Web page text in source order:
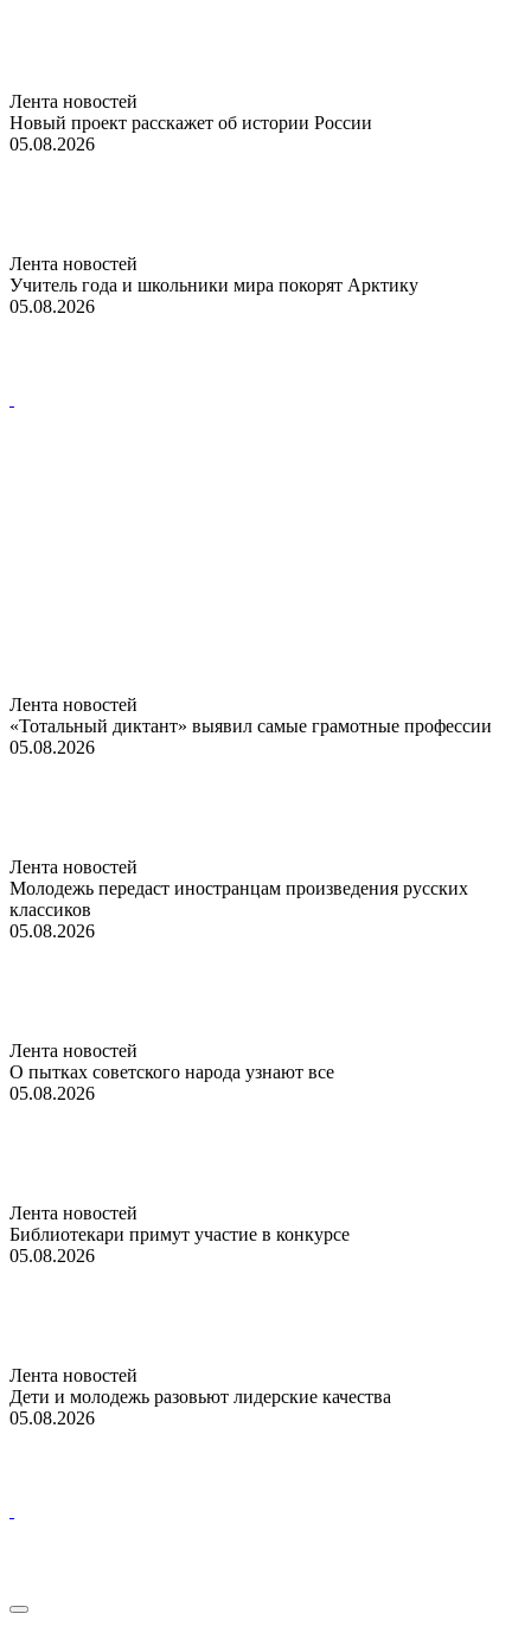
Лента новостей
Новый проект расскажет об истории России
05.08.2026
Лента новостей
Учитель года и школьники мира покорят Арктику
05.08.2026
Лента новостей
«Тотальный диктант» выявил самые грамотные профессии
05.08.2026
Лента новостей
Молодежь передаст иностранцам произведения русских
классиков
05.08.2026
Лента новостей
О пытках советского народа узнают все
05.08.2026
Лента новостей
Библиотекари примут участие в конкурсе
05.08.2026
Лента новостей
Дети и молодежь разовьют лидерские качества
05.08.2026